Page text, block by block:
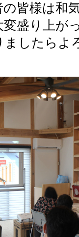
皆様は和
盛り上が
ましたらよ